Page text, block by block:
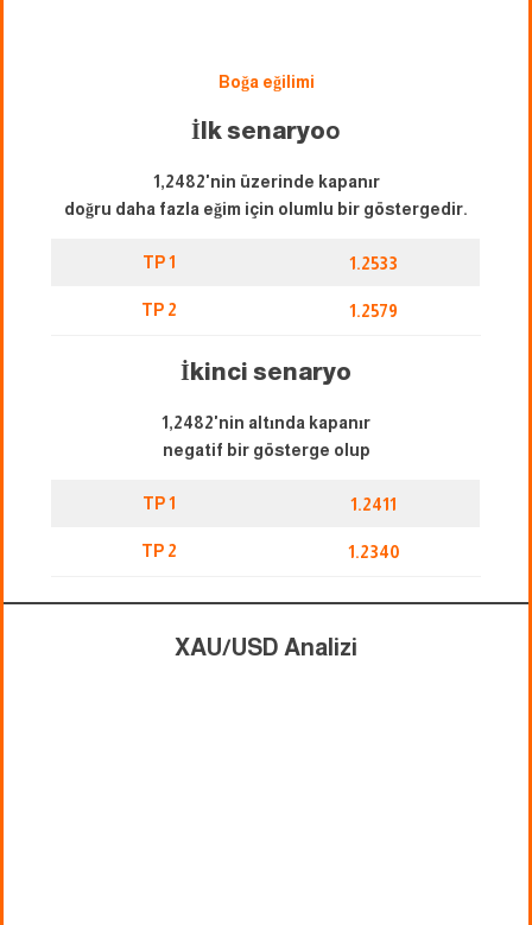
Boğa eğilimi
İlk senaryoo
1,2482'nin üzerinde kapanır
doğru daha fazla eğim için olumlu bir göstergedir.
TP 1 1.2533
TP 2 1.2579
İkinci senaryo
1,2482'nin altında kapanır
negatif bir gösterge olup
TP 1 1.2411
TP 2 1.2340
XAU/USD Analizi